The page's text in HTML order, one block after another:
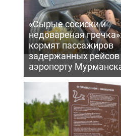
«Сырые сосиски и
недовареная
кормят пассажиров
задержанных рейсов
аэропорту